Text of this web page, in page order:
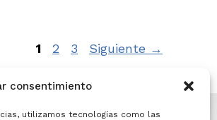
consentimiento
utilizamos tecnologías como las
Página
1 Página
2 Página
3 Siguiente →